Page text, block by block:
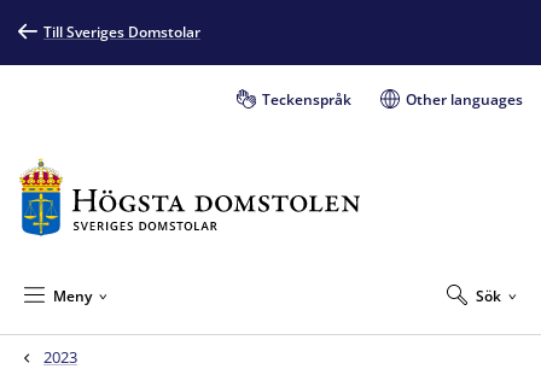
Till Sveriges Domstolar
Teckenspråk Other languages
Sök
Meny
2023